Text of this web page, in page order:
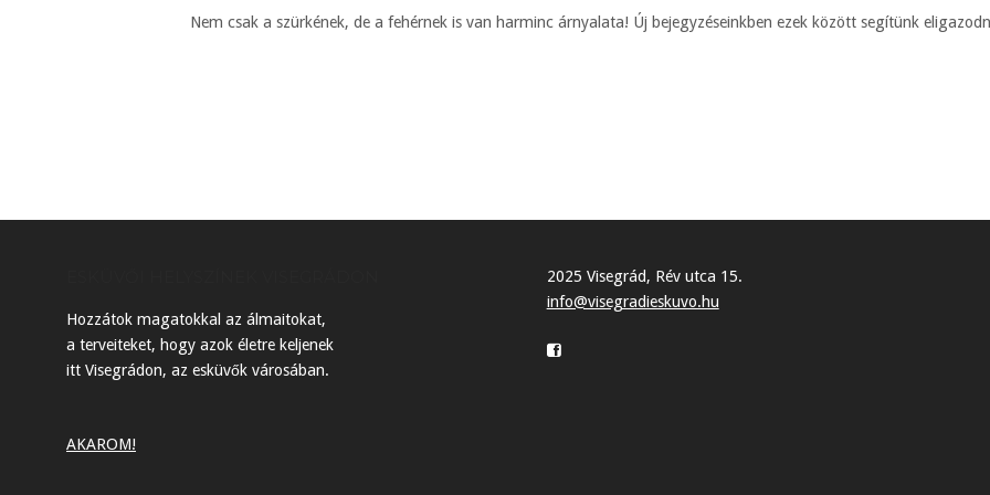
Nem csak a szürkének, de a fehérnek is van harminc árnyalata! Új bejegyzéseinkben ezek között segítünk
Hozzátok magatokkal az álmaitokat,
a terveiteket, hogy azok életre keljenek
itt Visegrádon, az esküvők városában.
AKAROM!
2025 Visegrád, Rév utca 15.
info@visegradieskuvo.hu